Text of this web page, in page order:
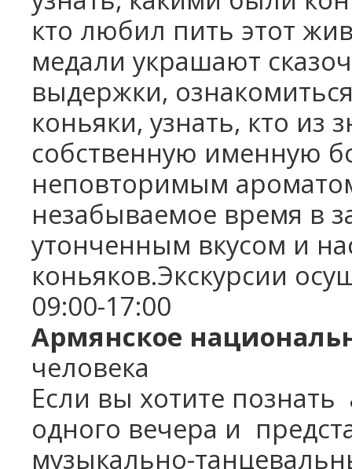
кто любил пить этот
медали украшают
выдержки,
коньяки, узнать, кто из
собственную именную
неповторимым
незабываемое время в
утонченным вкусом и
коньяков.Экскурсии
09:00-17:00
Армянское
человека
Если вы хотите познать
одного вечера и
музыкально-